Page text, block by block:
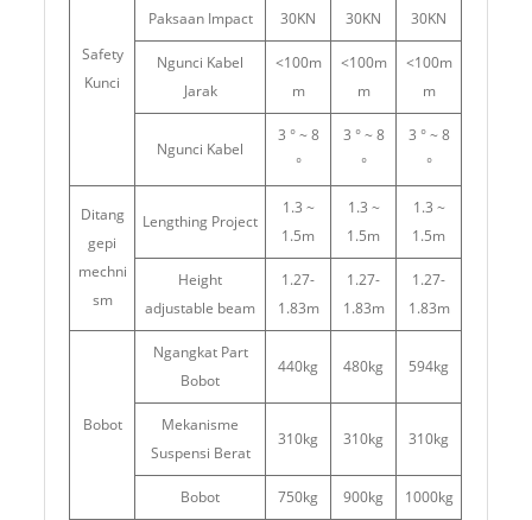
Safety
Kunci
Paksaan Impact 30KN 30KN 30KN
Ngunci Kabel
Jarak
<100m
m
<100m
m
<100m
m
Ngunci Kabel
3 ° ~ 8
°
3 ° ~ 8
°
3 ° ~ 8
°
Ditang
gepi
mechni
sm
Lengthing Project
1.3 ~
1.5m
1.3 ~
1.5m
1.3 ~
1.5m
Height
adjustable beam
1.27-
1.83m
1.27-
1.83m
1.27-
1.83m
Bobot
Ngangkat Part
Bobot
440kg 480kg 594kg
Mekanisme
Suspensi Berat
310kg 310kg 310kg
Bobot 750kg 900kg 1000kg